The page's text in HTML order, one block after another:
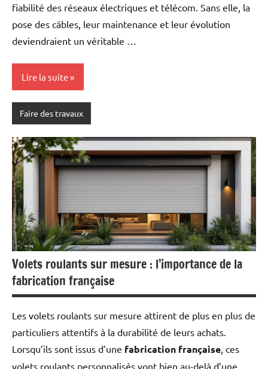
fiabilité des réseaux électriques et télécom. Sans elle, la
pose des câbles, leur maintenance et leur évolution
deviendraient un véritable …
Lire la suite
Faire des travaux
Volets roulants sur mesure : l’importance de la
fabrication française
Les volets roulants sur mesure attirent de plus en plus de
particuliers attentifs à la durabilité de leurs achats.
Lorsqu’ils sont issus d’une fabrication française, ces
volets roulants personnalisés vont bien au-delà d’une